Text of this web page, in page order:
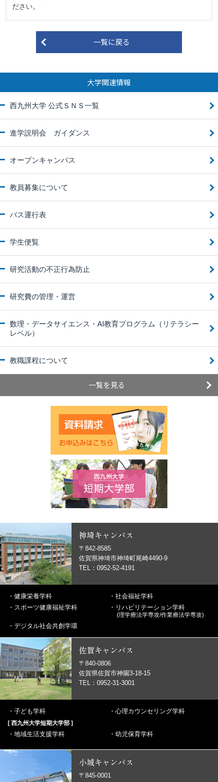
ださい。
一覧に戻る
大学関連情報
西九州大学 公式ＳＮＳ一覧
進学説明会 ガイダンス
オープンキャンパス
教員募集について
バス運行表
学生便覧
研究活動の不正行為防止
研究費の管理・運営
数理・データサイエンス・AI教育プログラム（リテラシー
レベル）
教職課程について
一覧を見る
神埼キャンパス
〒842-8585
佐賀県神埼市神埼町尾崎4490-9
TEL：0952-52-4191
・ 健康栄養学科 ・ 社会福祉学科
・ スポーツ健康福祉学科 ・ リハビリテーション学科
(理学療法学専攻/作業療法学専攻)
・ デジタル社会共創学環
佐賀キャンパス
〒840-0806
佐賀県佐賀市神園3-18-15
TEL：0952-31-3001
・ 子ども学科 ・ 心理カウンセリング学科
[ 西九州大学短期大学部 ]
・ 地域生活支援学科 ・ 幼児保育学科
小城キャンパス
〒845-0001